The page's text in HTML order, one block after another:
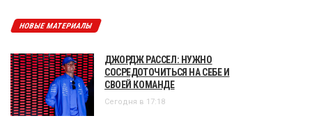
НОВЫЕ МАТЕРИАЛЫ
ДЖОРДЖ РАССЕЛ: НУЖНО
СОСРЕДОТОЧИТЬСЯ НА СЕБЕ И
СВОЕЙ КОМАНДЕ
Сегодня в 17:18